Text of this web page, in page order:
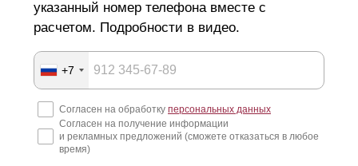
указанный номер телефона вместе с
расчетом. Подробности в видео.
+7
Согласен на обработку персональных данных
Согласен на получение информации
и рекламных предложений (сможете отказаться в любое
время)